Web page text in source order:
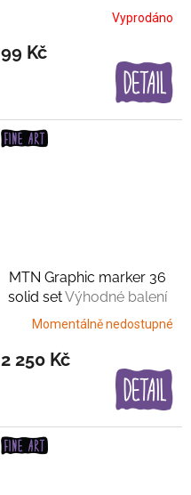
Vyprodáno
99 Kč
MTN Graphic marker 36
solid setVýhodné balení
Momentálně nedostupné
2 250 Kč